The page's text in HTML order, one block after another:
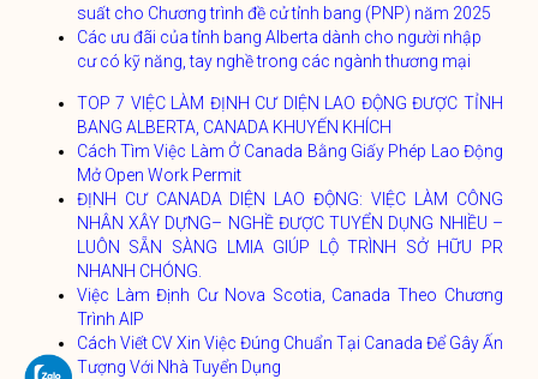
suất cho Chương trình đề cử tỉnh bang (PNP) năm 2025
Các ưu đãi của tỉnh bang Alberta dành cho người nhập
cư có kỹ năng, tay nghề trong các ngành thương mại
TOP 7 VIỆC LÀM ĐỊNH CƯ DIỆN LAO ĐỘNG ĐƯỢC TỈNH
BANG ALBERTA, CANADA KHUYẾN KHÍCH
Cách Tìm Việc Làm Ở Canada Bằng Giấy Phép Lao Động
Mở Open Work Permit
ĐỊNH CƯ CANADA DIỆN LAO ĐỘNG: VIỆC LÀM CÔNG
NHÂN XÂY DỰNG– NGHỀ ĐƯỢC TUYỂN DỤNG NHIỀU –
LUÔN SẴN SÀNG LMIA GIÚP LỘ TRÌNH SỞ HỮU PR
NHANH CHÓNG.
Việc Làm Định Cư Nova Scotia, Canada Theo Chương
Trình AIP
Cách Viết CV Xin Việc Đúng Chuẩn Tại Canada Để Gây Ấn
Tượng Với Nhà Tuyển Dụng